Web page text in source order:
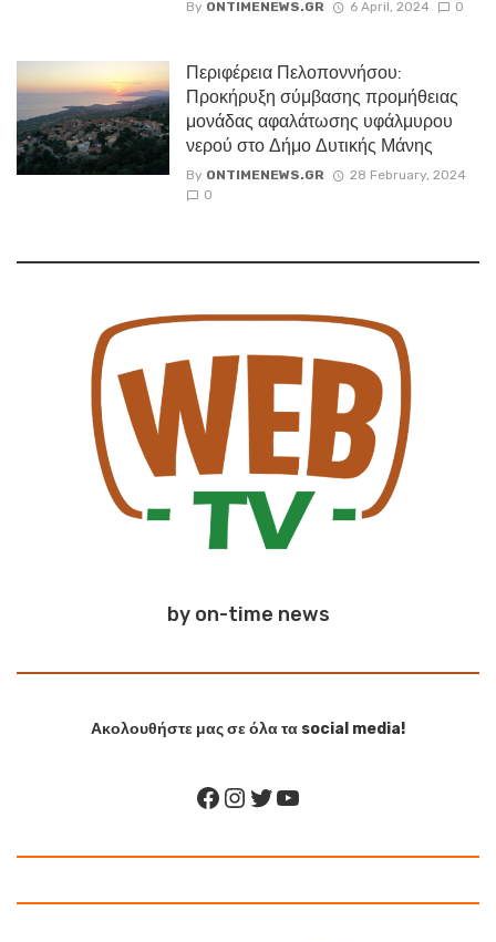
By ONTIMENEWS.GR 6 April, 2024 0
Περιφέρεια Πελοποννήσου:
Προκήρυξη σύμβασης προμήθειας
μονάδας αφαλάτωσης υφάλμυρου
νερού στο Δήμο Δυτικής Μάνης
By ONTIMENEWS.GR
28 February, 2024
0
by on-time news
Ακολουθήστε μας σε όλα τα social media!